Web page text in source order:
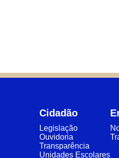
Cidadão
Legislação
Ouvidoria
Transparência
Unidades Escolares